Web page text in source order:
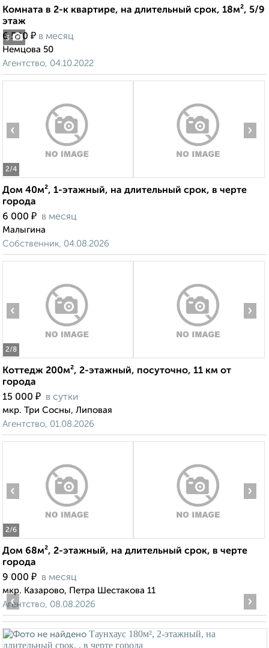
3
Комната в 2-к квартире, на длительный срок, 18м², 5/9
этаж
6 500 ₽ в месяц
Немцова 50
Агентство, 04.10.2022
2/4
‹ ›
Дом 40м², 1-этажный, на длительный срок, в черте
города
6 000 ₽ в месяц
Малыгина
Собственник, 04.08.2026
2/8
‹ ›
Коттедж 200м², 2-этажный, посуточно, 11 км от
города
15 000 ₽ в сутки
мкр. Три Сосны, Липовая
Агентство, 01.08.2026
2/6
‹ ›
Дом 68м², 2-этажный, на длительный срок, в черте
города
9 000 ₽ в месяц
мкр. Казарово, Петра Шестакова 11
Агентство, 08.08.2026
‹ ›